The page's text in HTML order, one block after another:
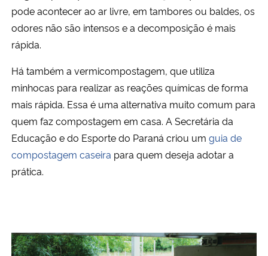
pode acontecer ao ar livre, em tambores ou baldes, os
odores não são intensos e a decomposição é mais
rápida.
Há também a vermicompostagem, que utiliza
minhocas para realizar as reações químicas de forma
mais rápida. Essa é uma alternativa muito comum para
quem faz compostagem em casa. A Secretária da
Educação e do Esporte do Paraná criou um guia de
compostagem caseira para quem deseja adotar a
prática.